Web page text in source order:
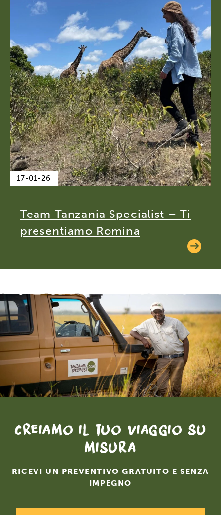
17-01-26
Team Tanzania Specialist – Ti
presentiamo Romina
Creiamo il tuo viaggio su
misura
RICEVI UN PREVENTIVO GRATUITO E SENZA
IMPEGNO